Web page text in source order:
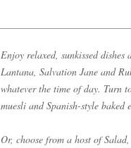
Enjoy relaxed, sunkissed
Lantana, Salvation Jane and
whatever the time of day. Turn
muesli and Spanish-style baked
Or, choose from a host of